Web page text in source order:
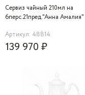
Сервиз чайный 210мл на
6перс.21пред."Анна Амалия"
Артикул: 48814
139 970 ₽